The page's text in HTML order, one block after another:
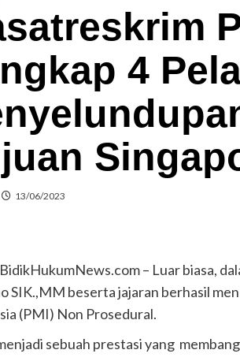
4
13/06/2023
– Luar biasa,
SIK.,MM beserta jajaran berhasil
(PMI) Non Prosedural.
sebuah prestasi yang